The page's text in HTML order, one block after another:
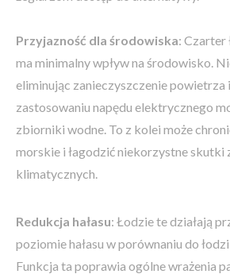
Przyjazność dla środowiska: Czarter
ma minimalny wpływ na środowisko.
eliminując zanieczyszczenie powietrza
zastosowaniu napędu elektrycznego
zbiorniki wodne. To z kolei może
morskie i łagodzić niekorzystne skutki
klimatycznych.
Redukcja hałasu: Łodzie te działają
poziomie hałasu w porównaniu do
Funkcja ta poprawia ogólne wrażenia